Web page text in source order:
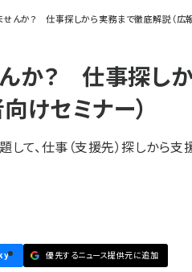
んか？ 仕事探しから実務まで徹底解説（広
か？ 仕事探し
けセミナー）
て、仕事（支援先）探しから支
優先するニュース提供元に追加